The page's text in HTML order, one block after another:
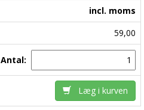
incl. moms
59,00
Antal:
Læg i kurven